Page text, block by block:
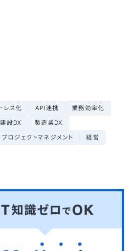
レス化 API連携
業務効率化
建設DX
製造業DX
プロジェクトマネジメント
経営